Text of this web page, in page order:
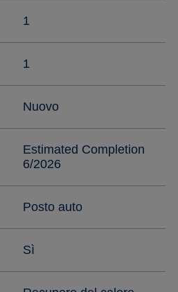
1
1
Nuovo
Estimated Completion
6/2026
Posto auto
Sì